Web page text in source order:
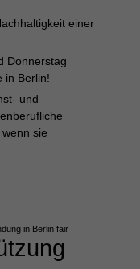
einer
Donnerstag
in Berlin!
und
sie
in Berlin fair